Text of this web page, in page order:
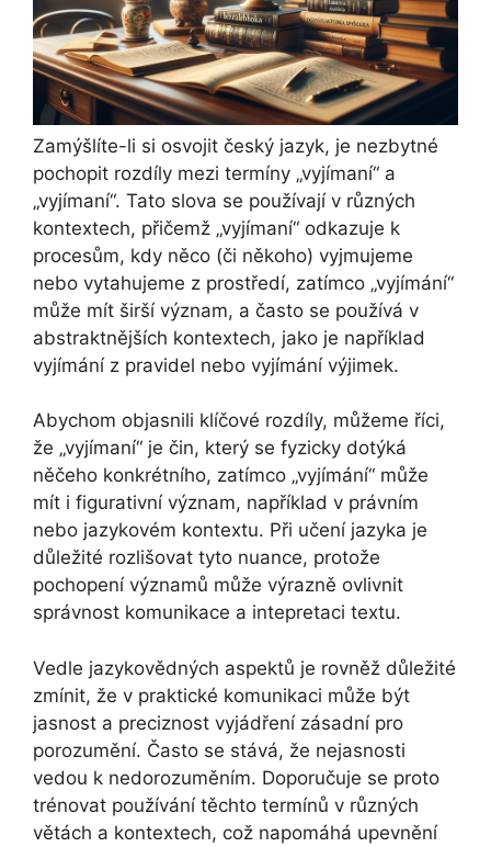
Zamýšlíte-li si osvojit český jazyk, je nezbytné
pochopit rozdíly mezi termíny „vyjímaní“ a
„vyjímaní“. Tato slova se používají v různých
kontextech, přičemž „vyjímaní“ odkazuje k
procesům, kdy něco (či někoho) vyjmujeme
nebo vytahujeme z prostředí, zatímco „vyjímání“
může mít širší význam, a často se používá v
abstraktnějších kontextech, jako je například
vyjímání z pravidel nebo vyjímání výjimek.
Abychom objasnili klíčové rozdíly, můžeme říci,
že „vyjímaní“ je čin, který se fyzicky dotýká
něčeho konkrétního, zatímco „vyjímání“ může
mít i figurativní význam, například v právním
nebo jazykovém kontextu. Při učení jazyka je
důležité rozlišovat tyto nuance, protože
pochopení významů může výrazně ovlivnit
správnost komunikace a intepretaci textu.
Vedle jazykovědných aspektů je rovněž důležité
zmínit, že v praktické komunikaci může být
jasnost a preciznost vyjádření zásadní pro
porozumění. Často se stává, že nejasnosti
vedou k nedorozuměním. Doporučuje se proto
trénovat používání těchto termínů v různých
větách a kontextech, což napomáhá upevnění